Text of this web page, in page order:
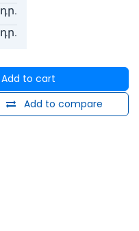
դր.
դր.
Add to cart
Add to compare